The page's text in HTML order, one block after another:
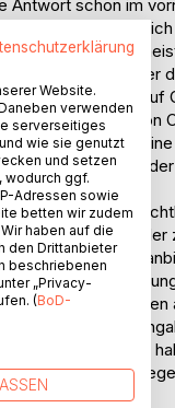
Antwort schon im
die
von Regine
Raum gegenüber
Erfahrung
den Arbeiten von
weil sie als
Grundannahmen
von
die Frage nach
an die
Begründung von
nötige
vor allem auf die
analysiert und
ich also
Website.
verwenden
serverseitiges
wie sie genutzt
und setzen
wodurch ggf.
Adressen sowie
betten wir zudem
haben auf die
den Drittanbieter
beschriebenen
„Privacy-
(BoD-